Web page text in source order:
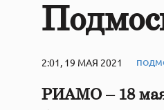
2:01, 19 МАЯ 2021
РИАМО – 18